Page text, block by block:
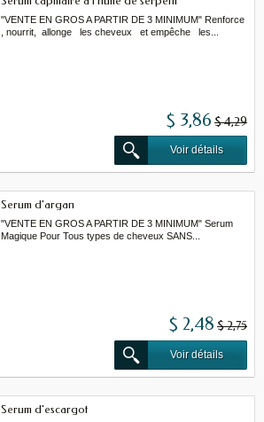
"VENTE EN GROS A PARTIR DE 3 MINIMUM" Renforce
, nourrit, allonge les cheveux et empêche les...
$ 3,86 $ 4,29
Voir détails
Serum d'argan
"VENTE EN GROS A PARTIR DE 3 MINIMUM" Serum
Magique Pour Tous types de cheveux SANS...
$ 2,48 $ 2,75
Voir détails
Serum d'escargot